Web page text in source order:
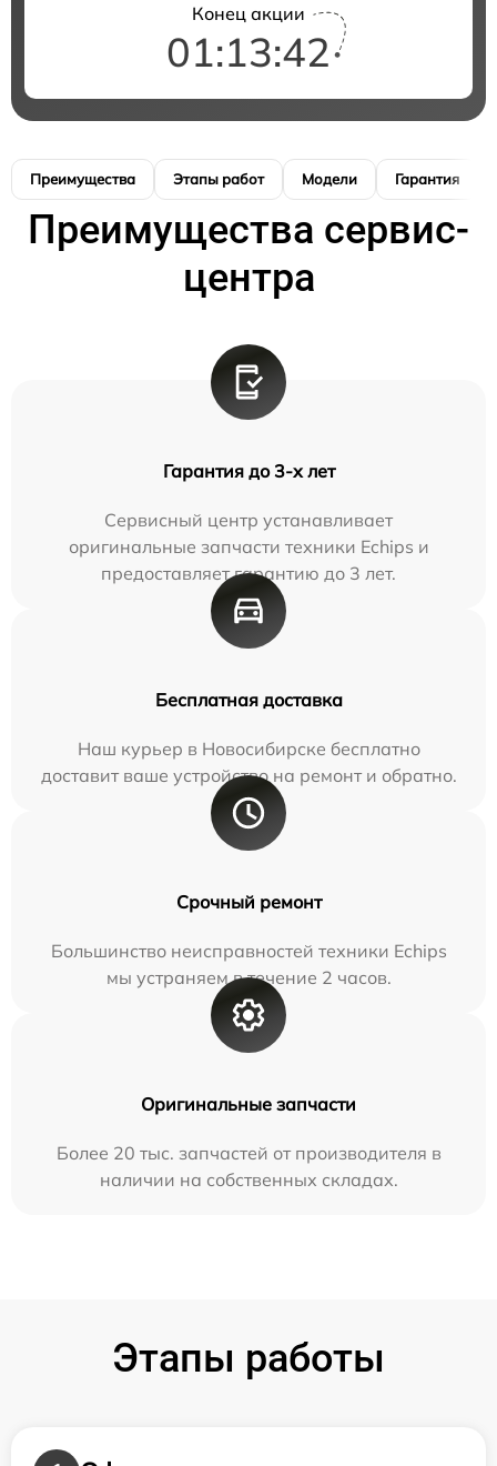
Конец акции
01:13:42
Преимущества Этапы работ Модели Гарантия
Преимущества сервис-
центра
Гарантия до 3-х лет
Сервисный центр устанавливает
оригинальные запчасти техники Echips и
предоставляет гарантию до 3 лет.
Бесплатная доставка
Наш курьер в Новосибирске бесплатно
доставит ваше устройство на ремонт и обратно.
Срочный ремонт
Большинство неисправностей техники Echips
мы устраняем в течение 2 часов.
Оригинальные запчасти
Более 20 тыс. запчастей от производителя в
наличии на собственных складах.
Этапы работы